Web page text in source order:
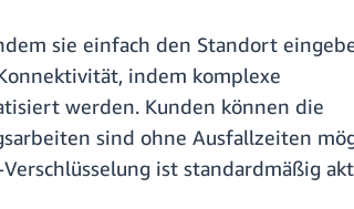
sie einfach den Standort
indem komplexe
werden. Kunden können die
sind ohne Ausfallzeiten
ist standardmäßig